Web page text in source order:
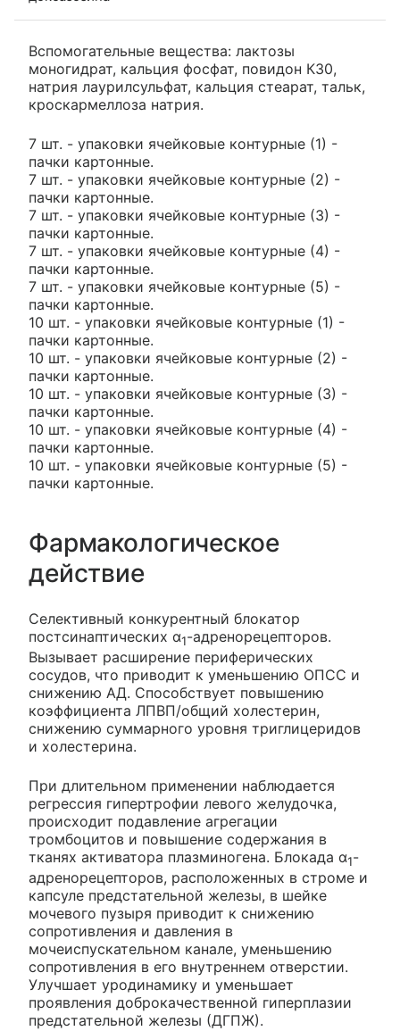
Вспомогательные вещества: лактозы
моногидрат, кальция фосфат, повидон К30,
натрия лаурилсульфат, кальция стеарат, тальк,
кроскармеллоза натрия.
7 шт. - упаковки ячейковые контурные (1) -
пачки картонные.
7 шт. - упаковки ячейковые контурные (2) -
пачки картонные.
7 шт. - упаковки ячейковые контурные (3) -
пачки картонные.
7 шт. - упаковки ячейковые контурные (4) -
пачки картонные.
7 шт. - упаковки ячейковые контурные (5) -
пачки картонные.
10 шт. - упаковки ячейковые контурные (1) -
пачки картонные.
10 шт. - упаковки ячейковые контурные (2) -
пачки картонные.
10 шт. - упаковки ячейковые контурные (3) -
пачки картонные.
10 шт. - упаковки ячейковые контурные (4) -
пачки картонные.
10 шт. - упаковки ячейковые контурные (5) -
пачки картонные.
Фармакологическое
действие
Селективный конкурентный блокатор
постсинаптических α1-адренорецепторов.
Вызывает расширение периферических
сосудов, что приводит к уменьшению ОПСС и
снижению АД. Способствует повышению
коэффициента ЛПВП/общий холестерин,
снижению суммарного уровня триглицеридов
и холестерина.
При длительном применении наблюдается
регрессия гипертрофии левого желудочка,
происходит подавление агрегации
тромбоцитов и повышение содержания в
тканях активатора плазминогена. Блокада α1-
адренорецепторов, расположенных в строме и
капсуле предстательной железы, в шейке
мочевого пузыря приводит к снижению
сопротивления и давления в
мочеиспускательном канале, уменьшению
сопротивления в его внутреннем отверстии.
Улучшает уродинамику и уменьшает
проявления доброкачественной гиперплазии
предстательной железы (ДГПЖ).